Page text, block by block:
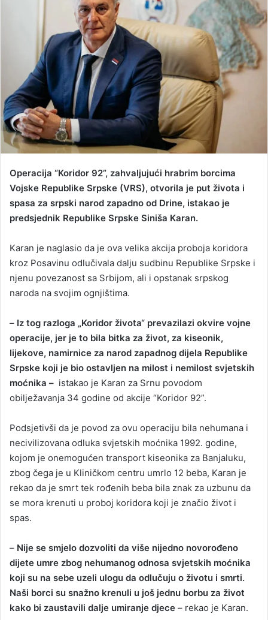
n
e
m
a
i
l
Operacija “Koridor 92”, zahvaljujući hrabrim borcima
Vojske Republike Srpske (VRS), otvorila je put života i
spasa za srpski narod zapadno od Drine, istakao je
predsjednik Republike Srpske Siniša Karan.
Karan je naglasio da je ova velika akcija proboja koridora
kroz Posavinu odlučivala dalju sudbinu Republike Srpske i
njenu povezanost sa Srbijom, ali i opstanak srpskog
naroda na svojim ognjištima.
– Iz tog razloga „Koridor života“ prevazilazi okvire vojne
operacije, jer je to bila bitka za život, za kiseonik,
lijekove, namirnice za narod zapadnog dijela Republike
Srpske koji je bio ostavljen na milost i nemilost svjetskih
moćnika – istakao je Karan za Srnu povodom
obilježavanja 34 godine od akcije “Koridor 92”.
Podsjetivši da je povod za ovu operaciju bila nehumana i
necivilizovana odluka svjetskih moćnika 1992. godine,
kojom je onemogućen transport kiseonika za Banjaluku,
zbog čega je u Kliničkom centru umrlo 12 beba, Karan je
rekao da je smrt tek rođenih beba bila znak za uzbunu da
se mora krenuti u proboj koridora koji je značio život i
spas.
– Nije se smjelo dozvoliti da više nijedno novorođeno
dijete umre zbog nehumanog odnosa svjetskih moćnika
koji su na sebe uzeli ulogu da odlučuju o životu i smrti.
Naši borci su snažno krenuli u još jednu borbu za život
kako bi zaustavili dalje umiranje djece – rekao je Karan.